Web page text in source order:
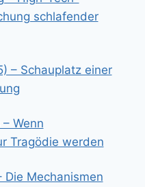
schlafender
– Schauplatz einer
Wenn
Tragödie werden
Die Mechanismen